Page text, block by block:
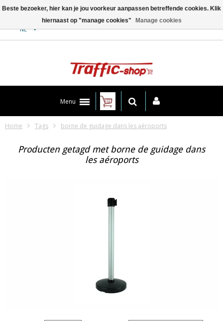
NL
Menu
Home Tags borne de guidage dans les aéroports
Producten getagd met borne de guidage dans
les aéroports
Beste bezoeker, hier kan je jou voorkeur aanpassen betreffende cookies. Klik
hiernaast op "manage cookies"
Manage cookies